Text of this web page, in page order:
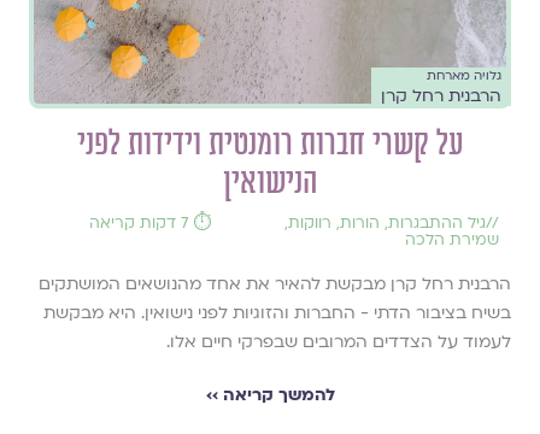
גלויה מארחת
הרבנית רחל קרן
על קשרי חברות רומנטית וידידות לפני
הנישואין
//גיל ההתבגרות, הורות, רווקות,
שמירת הלכה
⏱️ 7 דקות קריאה
הרבנית רחל קרן מבקשת להאיר את אחד מהנושאים המושתקים
בשיח בציבור הדתי - החברות והזוגיות לפני נישואין. היא מבקשת
לעמוד על הצדדים המרובים שבפרקי חיים אלו.
להמשך קריאה ››